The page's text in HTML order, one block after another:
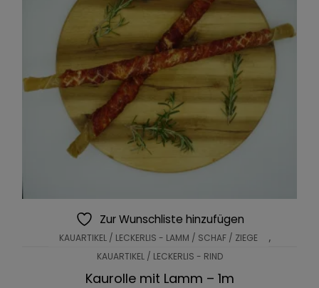
Zur Wunschliste hinzufügen
KAUARTIKEL / LECKERLIS - LAMM / SCHAF / ZIEGE ,
KAUARTIKEL / LECKERLIS - RIND
Kaurolle mit Lamm – 1m